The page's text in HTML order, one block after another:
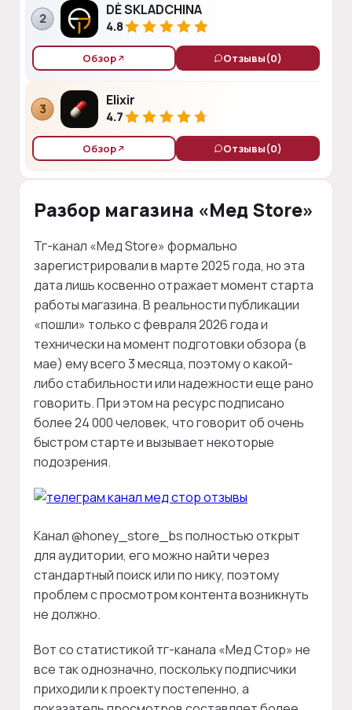
2
DÈ SKLADCHINA
4.8
Обзор Отзывы(0)
3
Elixir
4.7
Обзор Отзывы(0)
Разбор магазина «Мед Store»
Тг-канал «Мед Store» формально
зарегистрировали в марте 2025 года, но эта
дата лишь косвенно отражает момент старта
работы магазина. В реальности публикации
«пошли» только с февраля 2026 года и
технически на момент подготовки обзора (в
мае) ему всего 3 месяца, поэтому о какой-
либо стабильности или надежности еще рано
говорить. При этом на ресурс подписано
более 24 000 человек, что говорит об очень
быстром старте и вызывает некоторые
подозрения.
Канал @honey_store_bs полностью открыт
для аудитории, его можно найти через
стандартный поиск или по нику, поэтому
проблем с просмотром контента возникнуть
не должно.
Вот со статистикой тг-канала «Мед Стор» не
все так однозначно, поскольку подписчики
приходили к проекту постепенно, а